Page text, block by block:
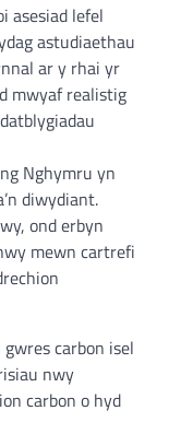
asesiad lefel
astudiaethau
ar y rhai yr
mwyaf realistig
Nghymru yn
diwydiant.
ond erbyn
mewn cartrefi
carbon isel
nwy
carbon o hyd